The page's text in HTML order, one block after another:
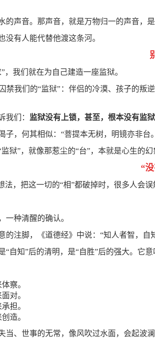
的声音。那声音，就是万物归一的声音，
没有人能代替他渡这条河。
，我们就在为自己建造一座监狱。
禁我们的“监狱”：伴侣的冷漠、孩子的
我们：
监狱没有上锁，甚至，根本没有监狱
子，何其相似：“菩提本无树，明镜亦非台
狱”，就像那惹尘的“台”，本就是心生的幻
“
法，把这一切的“相”都破掉时，很多人会
一种清醒的确认。
的注脚，《道德经》中说：“知人者智，自
“自知”后的清明，是“自胜”后的强大。它意
察。
对。
担。
造。
当、世事的无常，像风吹过水面，会起波